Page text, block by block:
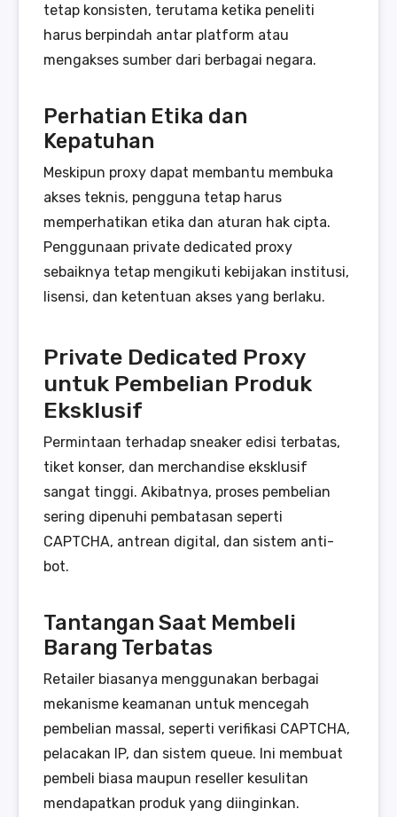
tetap konsisten, terutama ketika peneliti
harus berpindah antar platform atau
mengakses sumber dari berbagai negara.
Perhatian Etika dan
Kepatuhan
Meskipun proxy dapat membantu membuka
akses teknis, pengguna tetap harus
memperhatikan etika dan aturan hak cipta.
Penggunaan private dedicated proxy
sebaiknya tetap mengikuti kebijakan institusi,
lisensi, dan ketentuan akses yang berlaku.
Private Dedicated Proxy
untuk Pembelian Produk
Eksklusif
Permintaan terhadap sneaker edisi terbatas,
tiket konser, dan merchandise eksklusif
sangat tinggi. Akibatnya, proses pembelian
sering dipenuhi pembatasan seperti
CAPTCHA, antrean digital, dan sistem anti-
bot.
Tantangan Saat Membeli
Barang Terbatas
Retailer biasanya menggunakan berbagai
mekanisme keamanan untuk mencegah
pembelian massal, seperti verifikasi CAPTCHA,
pelacakan IP, dan sistem queue. Ini membuat
pembeli biasa maupun reseller kesulitan
mendapatkan produk yang diinginkan.